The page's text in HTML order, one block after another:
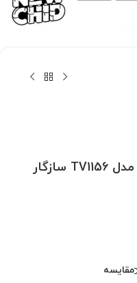
مینی فیگور کاپیتان آمریکا مدل TV1156 سازگار
مقایسه